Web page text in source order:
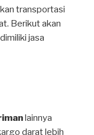
transportasi
Berikut akan
jasa
lainnya
darat lebih